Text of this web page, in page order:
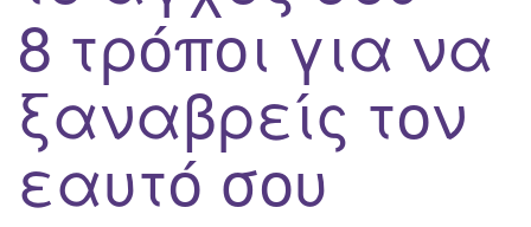
8 τρόποι για να
ξαναβρείς τον
εαυτό σου